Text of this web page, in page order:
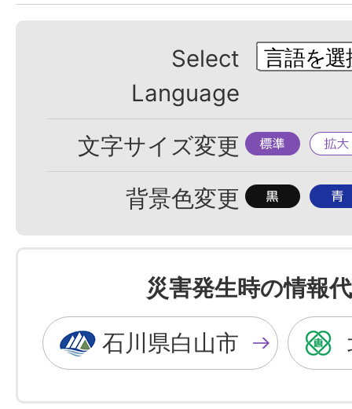
Select
Language
文字サイズ変更 標
準
拡
大
背景色変更 背
色
を
黒
色
に
背
色
を
青
色
に
災害発生時の情報
石川県白山市